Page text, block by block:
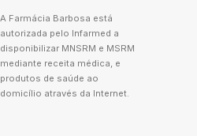
A Farmácia Barbosa está
autorizada pelo Infarmed a
disponibilizar MNSRM e MSRM
mediante receita médica, e
produtos de saúde ao
domicílio através da Internet.